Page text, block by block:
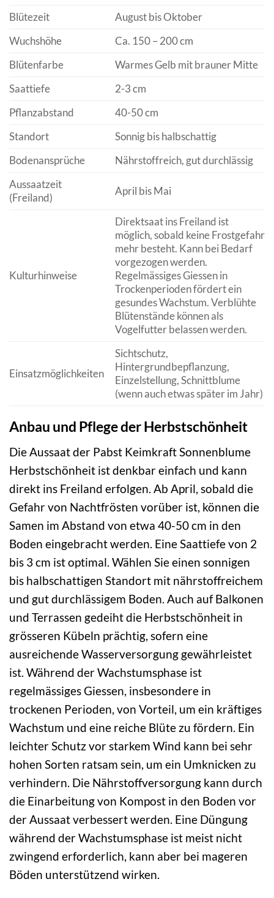
Blütezeit
August bis Oktober
Wuchshöhe
Ca. 150 – 200 cm
Blütenfarbe
Warmes Gelb mit brauner Mitte
Saattiefe
2-3 cm
Pflanzabstand
40-50 cm
Standort
Sonnig bis halbschattig
Bodenansprüche
Nährstoffreich, gut durchlässig
Aussaatzeit
(Freiland)
April bis Mai
Kulturhinweise
Direktsaat ins Freiland ist
möglich, sobald keine Frostgefahr
mehr besteht. Kann bei Bedarf
vorgezogen werden.
Regelmässiges Giessen in
Trockenperioden fördert ein
gesundes Wachstum. Verblühte
Blütenstände können als
Vogelfutter belassen werden.
Einsatzmöglichkeiten
Sichtschutz,
Hintergrundbepflanzung,
Einzelstellung, Schnittblume
(wenn auch etwas später im Jahr)
Anbau und Pflege der Herbstschönheit
Die Aussaat der Pabst Keimkraft Sonnenblume
Herbstschönheit ist denkbar einfach und kann
direkt ins Freiland erfolgen. Ab April, sobald die
Gefahr von Nachtfrösten vorüber ist, können die
Samen im Abstand von etwa 40-50 cm in den
Boden eingebracht werden. Eine Saattiefe von 2
bis 3 cm ist optimal. Wählen Sie einen sonnigen
bis halbschattigen Standort mit nährstoffreichem
und gut durchlässigem Boden. Auch auf Balkonen
und Terrassen gedeiht die Herbstschönheit in
grösseren Kübeln prächtig, sofern eine
ausreichende Wasserversorgung gewährleistet
ist. Während der Wachstumsphase ist
regelmässiges Giessen, insbesondere in
trockenen Perioden, von Vorteil, um ein kräftiges
Wachstum und eine reiche Blüte zu fördern. Ein
leichter Schutz vor starkem Wind kann bei sehr
hohen Sorten ratsam sein, um ein Umknicken zu
verhindern. Die Nährstoffversorgung kann durch
die Einarbeitung von Kompost in den Boden vor
der Aussaat verbessert werden. Eine Düngung
während der Wachstumsphase ist meist nicht
zwingend erforderlich, kann aber bei mageren
Böden unterstützend wirken.